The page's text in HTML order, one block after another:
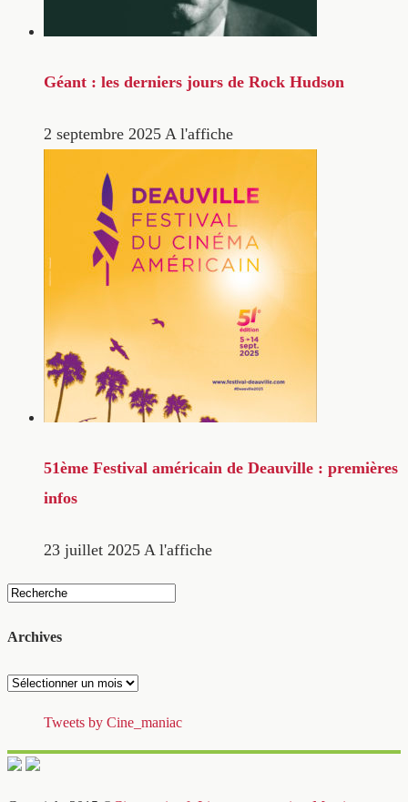
Géant : les derniers jours de Rock Hudson
2 septembre 2025 A l'affiche
51ème Festival américain de Deauville : premières
infos
23 juillet 2025 A l'affiche
Archives
Archives
Tweets by Cine_maniac